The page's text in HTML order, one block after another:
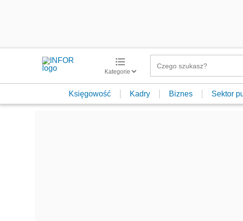
Kategorie
Księgowość Kadry Biznes Sektor